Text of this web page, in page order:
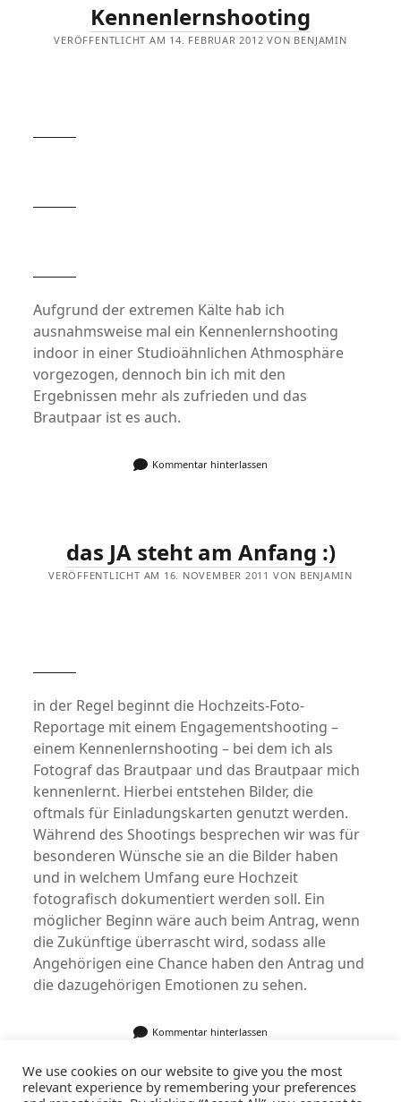
Kennenlernshooting
VERÖFFENTLICHT AM 14. FEBRUAR 2012 VON BENJAMIN
Aufgrund der extremen Kälte hab ich
ausnahmsweise mal ein Kennenlernshooting
indoor in einer Studioähnlichen Athmosphäre
vorgezogen, dennoch bin ich mit den
Ergebnissen mehr als zufrieden und das
Brautpaar ist es auch.
Kommentar hinterlassen
das JA steht am Anfang :)
VERÖFFENTLICHT AM 16. NOVEMBER 2011 VON BENJAMIN
in der Regel beginnt die Hochzeits-Foto-
Reportage mit einem Engagementshooting –
einem Kennenlernshooting – bei dem ich als
Fotograf das Brautpaar und das Brautpaar mich
kennenlernt. Hierbei entstehen Bilder, die
oftmals für Einladungskarten genutzt werden.
Während des Shootings besprechen wir was für
besonderen Wünsche sie an die Bilder haben
und in welchem Umfang eure Hochzeit
fotografisch dokumentiert werden soll. Ein
möglicher Beginn wäre auch beim Antrag, wenn
die Zukünftige überrascht wird, sodass alle
Angehörigen eine Chance haben den Antrag und
die dazugehörigen Emotionen zu sehen.
Kommentar hinterlassen
We use cookies on our website to give you the most
relevant experience by remembering your preferences